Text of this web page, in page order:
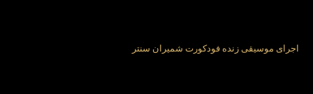
اجرای موسیقی زنده فودکورت شمیران سنتر